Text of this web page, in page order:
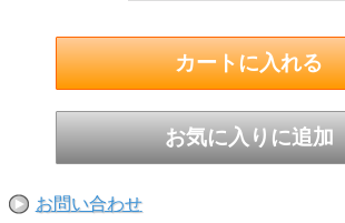
お問い合わせ